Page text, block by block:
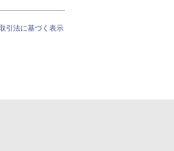
引法に基づく表示